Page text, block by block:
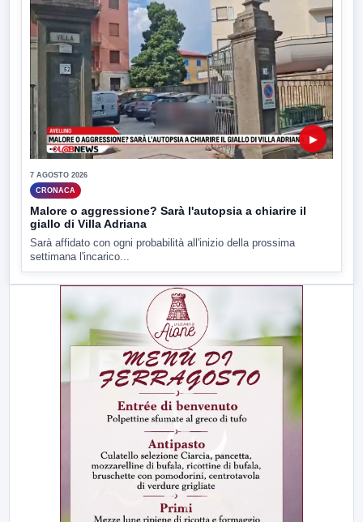
▶
7 AGOSTO 2026
CRONACA
Malore o aggressione? Sarà l'autopsia a chiarire il
giallo di Villa Adriana
Sarà affidato con ogni probabilità all'inizio della prossima
settimana l'incarico...